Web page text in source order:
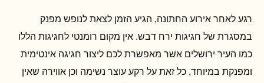
רגע לאחר אירוע החתונה, הגיע הזמן לצאת לנופש מפנק
במסגרת של חגיגות ירח דבש. אין מקום רומנטי לחגיגות הללו
כמו העיר ירושלים אשר מאפשרת לכם ליצור חגיגה אינטימית
ומפנקת במיוחד, כל זאת על רקע עוצר נשימה וכן אווירה שאין